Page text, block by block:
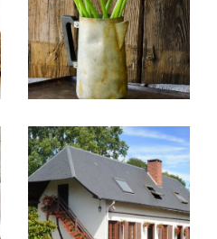
maximisons les
et trouvons le bien
propriété dans le
que ce soit pour
simplement pour
immobilier.
offre unservice d'es